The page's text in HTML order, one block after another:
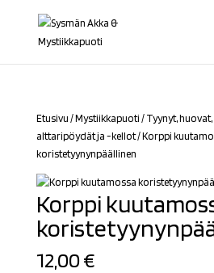
Etusivu /Mystiikkapuoti / Tyynyt,
alttaripöydät ja -kellot/ Korppi
koristetyynynpäällinen
Korppi
12,00€